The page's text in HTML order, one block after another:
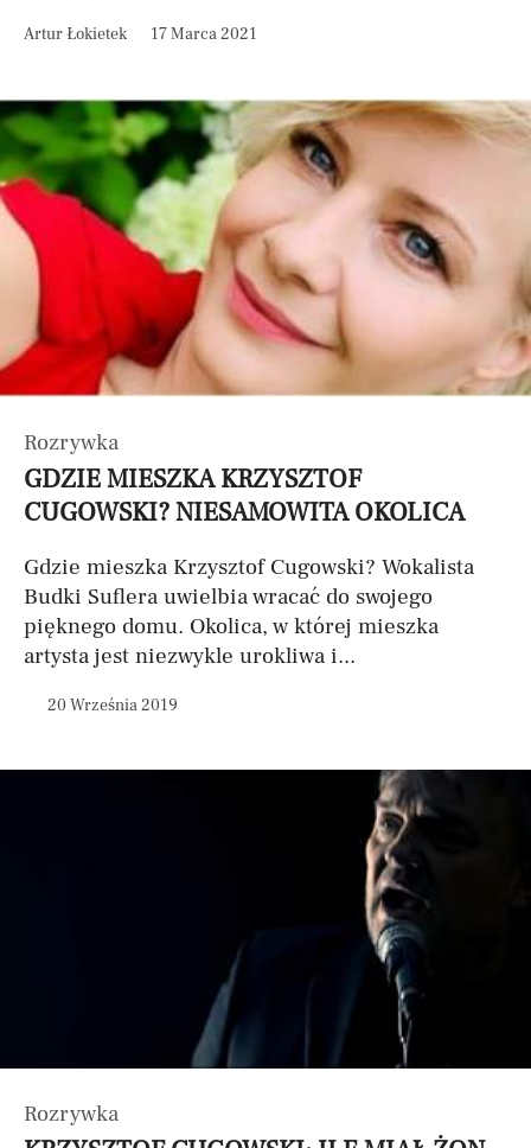
Artur Łokietek 17 Marca 2021
Rozrywka
GDZIE MIESZKA KRZYSZTOF
CUGOWSKI? NIESAMOWITA OKOLICA
Gdzie mieszka Krzysztof Cugowski? Wokalista
Budki Suflera uwielbia wracać do swojego
pięknego domu. Okolica, w której mieszka
artysta jest niezwykle urokliwa i...
20 Września 2019
Rozrywka